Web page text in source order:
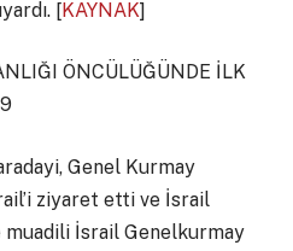
[KAYNAK]
ÖNCÜLÜĞÜNDE İLK
Genel Kurmay
ziyaret etti ve İsrail
muadili İsrail Genelkurmay